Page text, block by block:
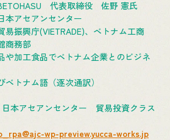
代表取締役 佐野 憲氏
アセアンセンター
振興庁(VIETRADE)、ベトナム工商
商務部
加工食品でベトナム企業とのビジネ
トナム語（逐次通訳）
本アセアンセンター 貿易投資クラス
wp-preview.yucca-works.jp